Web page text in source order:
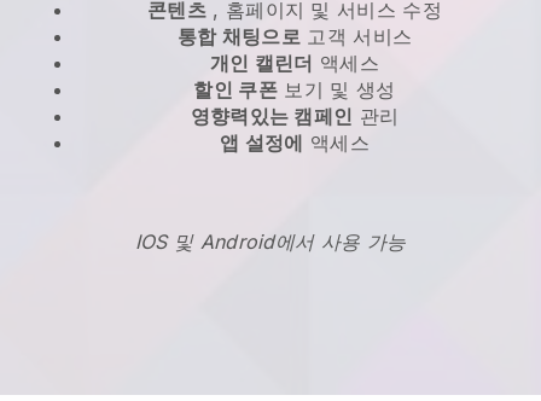
콘텐츠, 홈페이지 및 서비스 수정
통합 채팅으로 고객 서비스
개인 캘린더 액세스
할인 쿠폰 보기 및 생성
영향력있는 캠페인 관리
앱 설정에 액세스
IOS 및 Android에서 사용 가능